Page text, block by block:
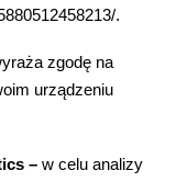
.
ża zgodę na
urządzeniu
–w celu analizy